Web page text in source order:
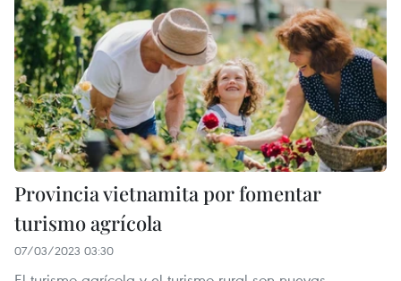
Provincia vietnamita por fomentar
turismo agrícola
07/03/2023 03:30